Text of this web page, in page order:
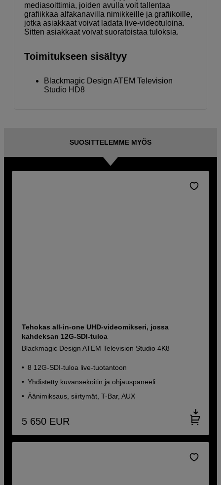
mediasoittimia, joiden avulla voit tallentaa
grafiikkaa alfakanavilla nimikkeille ja grafiikoille,
jotka asiakkaat voivat ladata live-videotuloina.
Sitten asiakkaat voivat suoratoistaa tuloksia.
Toimitukseen sisältyy
Blackmagic Design ATEM Television
Studio HD8
SUOSITTELEMME MYÖS
Tehokas all-in-one UHD-videomikseri, jossa
kahdeksan 12G-SDI-tuloa
Blackmagic Design ATEM Television Studio 4K8
8 12G-SDI-tuloa live-tuotantoon
Yhdistetty kuvansekoitin ja ohjauspaneeli
Äänimiksaus, siirtymät, T-Bar, AUX
5 650 EUR